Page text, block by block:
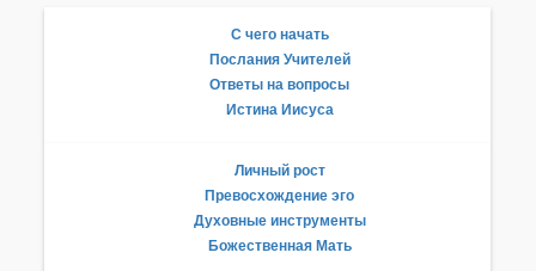
С чего начать
Послания Учителей
Ответы на вопросы
Истина Иисуса
Личный рост
Превосхождение эго
Духовные инструменты
Божественная Мать